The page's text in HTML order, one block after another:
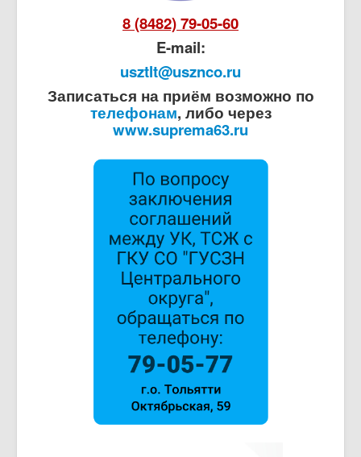
8 (8482) 79-05-60
E-mail:
usztlt@usznco.ru
Записаться на приём возможно по
телефонам, либо через
www.suprema63.ru